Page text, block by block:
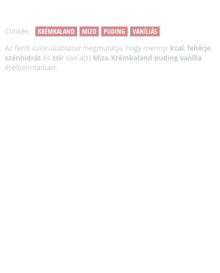
Címkék: KRÉMKALAND MIZO PUDING
VANÍLIÁS
Az fenti kalóriatáblázatmegmutatja, hogy mennyi kcal, fehérje,
szénhidrát és zsír van a(z) Mizo Krémkaland puding vanília
ételben/italban.